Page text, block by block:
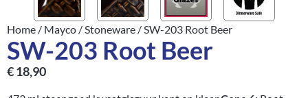
Home / Mayco /Stoneware / SW-203 Root Beer
SW-203 Root Beer
€18,90